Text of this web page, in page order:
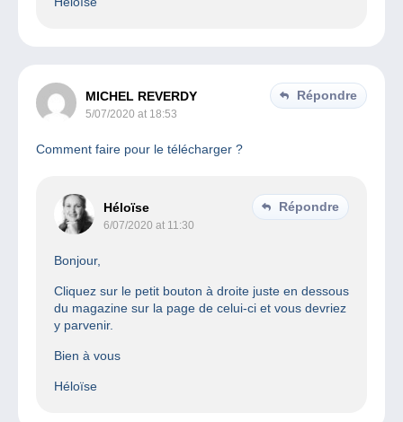
MICHEL REVERDY
5/07/2020 at 18:53
Répondre
Comment faire pour le télécharger ?
Héloïse
6/07/2020 at 11:30
Répondre
Bonjour,
Cliquez sur le petit bouton à droite juste en dessous
du magazine sur la page de celui-ci et vous devriez
y parvenir.
Bien à vous
Héloïse